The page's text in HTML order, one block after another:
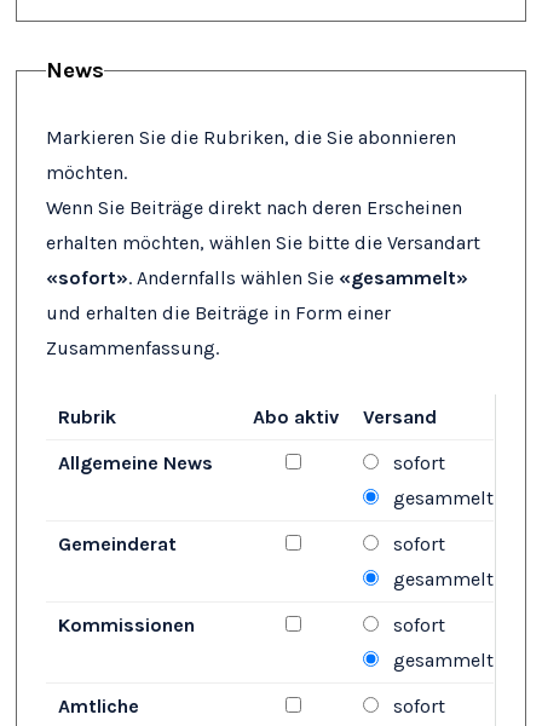
News
Markieren Sie die Rubriken, die Sie abonnieren
möchten.
Wenn Sie Beiträge direkt nach deren Erscheinen
erhalten möchten, wählen Sie bitte die Versandart
«sofort». Andernfalls wählen Sie «gesammelt»
und erhalten die Beiträge in Form einer
Zusammenfassung.
Rubrik Abo aktiv
Versand
Allgemeine News
E-Mail-Abo für Rubrik
sofort
gesammelt
Gemeinderat
E-Mail-Abo für Rubrik
sofort
gesammelt
Kommissionen
E-Mail-Abo für Rubrik
sofort
gesammelt
Amtliche
sofort